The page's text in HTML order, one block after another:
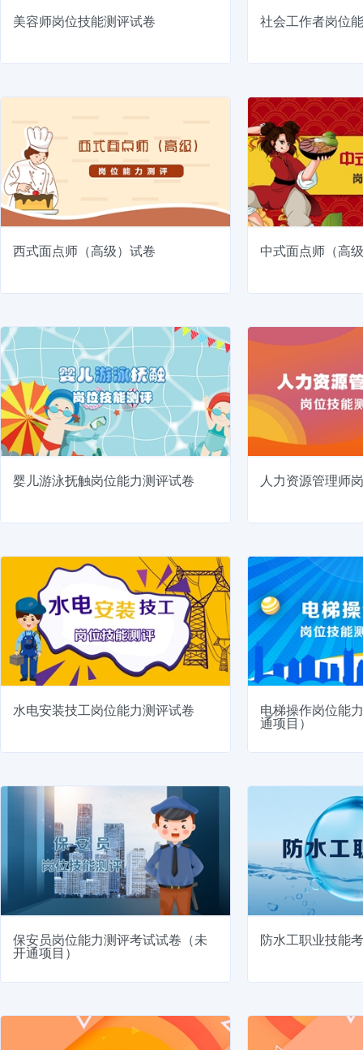
美容师岗位技能测评试卷 社会工作者岗位
西式面点师（高级）试卷 中式面点师（高
婴儿游泳抚触岗位能力测评试卷 人力资源管理师
水电安装技工岗位能力测评试卷 电梯操作岗位能
通项目）
保安员岗位能力测评考试试卷（未
开通项目）
防水工职业技能